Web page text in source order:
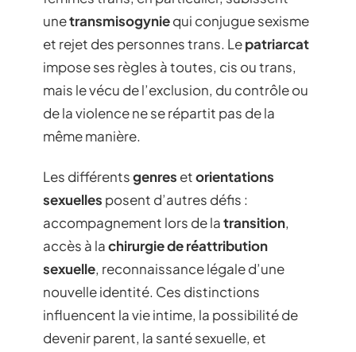
unetransmisogyniequi conjugue sexisme
et rejet des personnes trans. Lepatriarcat
impose ses règles à toutes, cis ou trans,
mais le vécu de l’exclusion, du contrôle ou
de la violence ne se répartit pas de la
même manière.
Les différentsgenres etorientations
sexuelles posent d’autres défis :
accompagnement lors de latransition,
accès à lachirurgie de réattribution
sexuelle, reconnaissance légale d’une
nouvelle identité. Ces distinctions
influencent la vie intime, la possibilité de
devenir parent, la santé sexuelle, et